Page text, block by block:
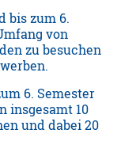
bis zum 6.
von
zu besuchen
6. Semester
insgesamt 10
und dabei 20